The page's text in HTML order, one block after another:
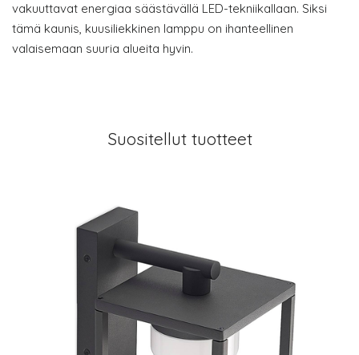
vakuuttavat energiaa säästävällä LED-tekniikallaan. Siksi
tämä kaunis, kuusiliekkinen lamppu on ihanteellinen
valaisemaan suuria alueita hyvin.
Suositellut tuotteet